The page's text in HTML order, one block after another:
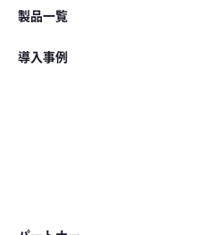
製品一覧
導入事例